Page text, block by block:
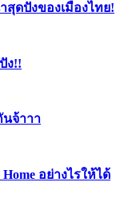
ดปังของเมืองไทย!
ง!!
นจ้าาา
อย่างไรให้ได้